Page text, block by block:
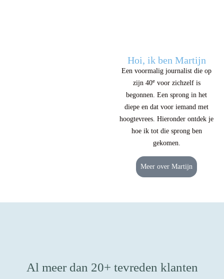
Hoi, ik ben Martijn
Een voormalig journalist die op
zijn 40evoor zichzelf is
begonnen. Een sprong in het
diepe en dat voor iemand met
hoogtevrees. Hieronder ontdek je
hoe ik tot die sprong ben
gekomen.
Meer over Martijn
Al meer dan 20+ tevreden klanten